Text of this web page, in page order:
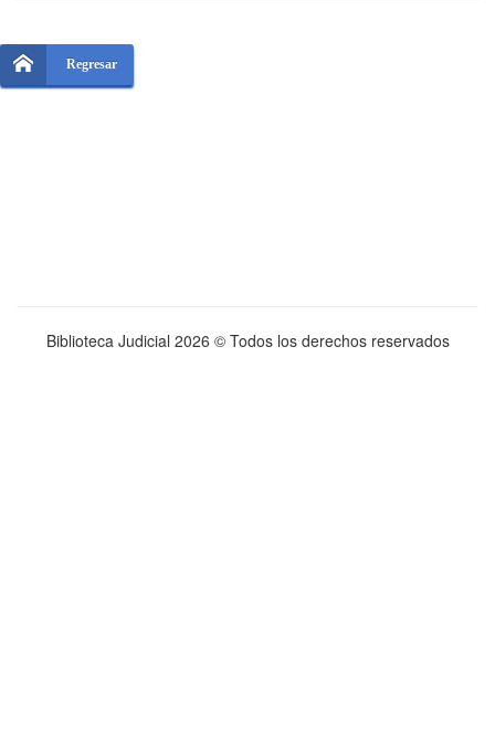
Regresar
Biblioteca Judicial 2026 © Todos los derechos reservados